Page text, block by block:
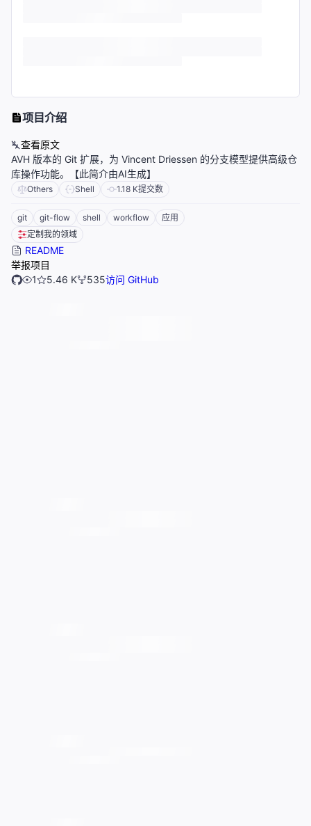
项目介绍
查看原文
AVH 版本的 Git 扩展，为 Vincent Driessen 的分支模型提供高级仓
库操作功能。【此简介由AI生成】
Others Shell 1.18 K提交数
git git-flow shell workflow
应用
定制我的领域
README
举报项目
1
5.46 K 535访问 GitHub